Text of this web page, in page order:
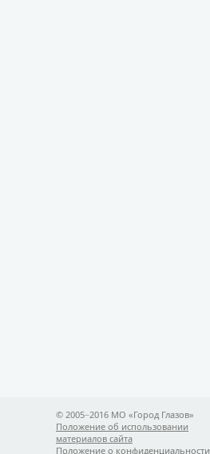
© 2005−2016 МО «Город Глазов»
Положение об использовании
материалов сайта
Положение о конфиденциальности